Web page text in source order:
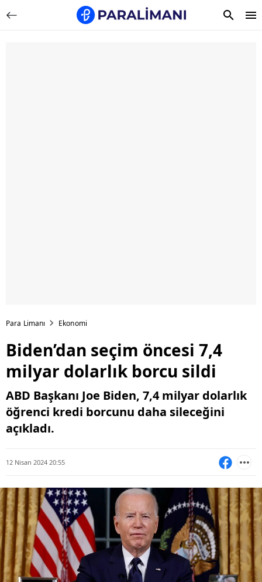
Para Limanı Ekonomi
Biden’dan seçim öncesi 7,4
milyar dolarlık borcu sildi
ABD Başkanı Joe Biden, 7,4 milyar dolarlık
öğrenci kredi borcunu daha sileceğini
açıkladı.
12 Nisan 2024 20:55